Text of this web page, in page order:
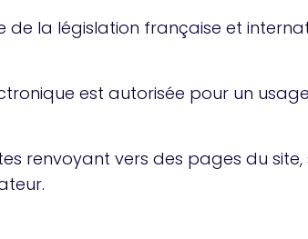
de la législation française et
est autorisée pour un
renvoyant vers des pages du